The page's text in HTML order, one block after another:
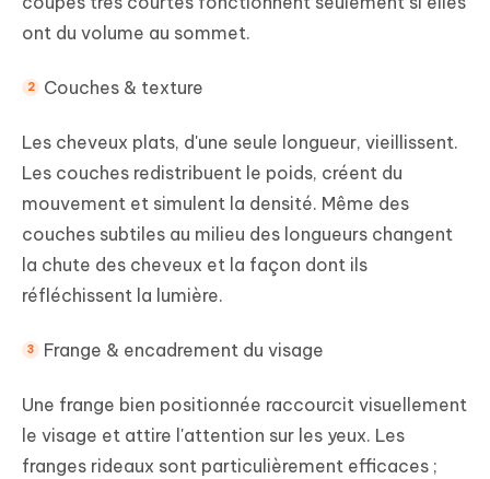
ont du volume au sommet.
Couches & texture
Les cheveux plats, d'une seule longueur, vieillissent.
Les couches redistribuent le poids, créent du
mouvement et simulent la densité. Même des
couches subtiles au milieu des longueurs changent
la chute des cheveux et la façon dont ils
réfléchissent la lumière.
Frange & encadrement du visage
Une frange bien positionnée raccourcit visuellement
le visage et attire l'attention sur les yeux. Les
franges rideaux sont particulièrement efficaces ;